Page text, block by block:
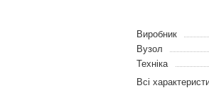
Виробник
Вузол
Техніка
Всі